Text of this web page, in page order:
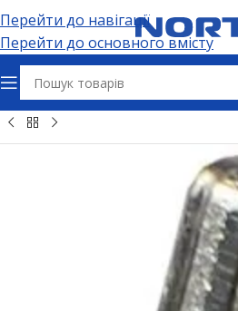
Перейти до навігації
Перейти до основного вмісту
провідникова продукція